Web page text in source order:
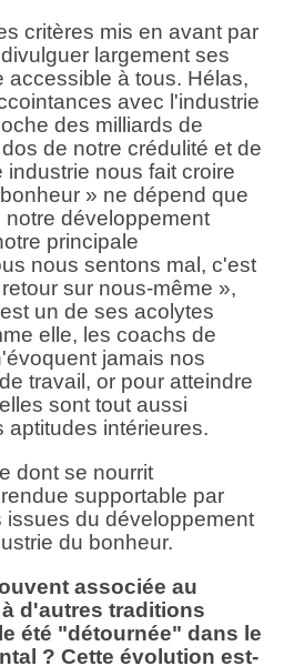
critères mis en avant par
largement ses
accessible à tous. Hélas,
avec l'industrie
des milliards de
de notre crédulité et de
industrie nous fait croire
» ne dépend que
développement
principale
nous sentons mal, c'est
sur nous-même »,
un de ses acolytes
elle, les coachs de
jamais nos
travail, or pour atteindre
sont tout aussi
aptitudes intérieures.
dont se nourrit
supportable par
issues du développement
du bonheur.
associée au
d'autres traditions
été "détournée" dans le
? Cette évolution est-